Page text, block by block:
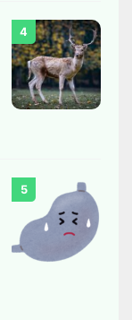
4
5